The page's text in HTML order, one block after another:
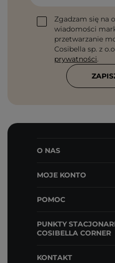
Zgadzam się na
wiadomości
przetwarzanie
Cosibella sp. z
prywatności.
O NAS
MOJE KONTO
POMOC
PUNKTY
COSIBELLA CORNER
KONTAKT